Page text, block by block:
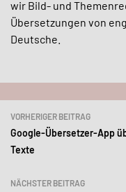
wir Bild- und
Übersetzungen von
Deutsche.
VORHERIGER BEITRAG
Google-Übersetzer-App
Texte
NÄCHSTER BEITRAG